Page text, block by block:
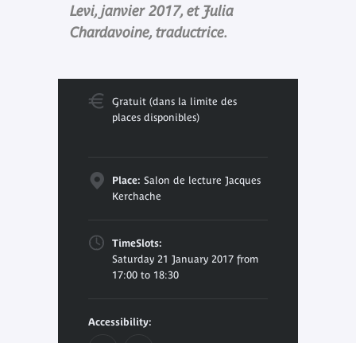
Levi, janvier 2017, et Julia
Chardavoine, traductrice.
Gratuit (dans la limite des
places disponibles)
Place: Salon de lecture Jacques
Kerchache
TimeSlots:
Saturday 21 January 2017 from
17:00 to 18:30
Accessibility: